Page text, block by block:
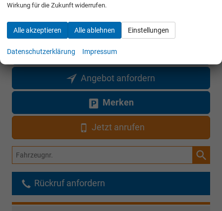
Gesamtpreis
incl. 19% MwSt. und den Kosten für Überführung und Kfz-Brief
Bestellunterlagen anfordern
Angebot anfordern
Merken
Jetzt anrufen
Fahrzeugnr.
Rückruf anfordern
Wirkung für die Zukunft widerrufen.
Alle akzeptieren Alle ablehnen Einstellungen
Datenschutzerklärung Impressum